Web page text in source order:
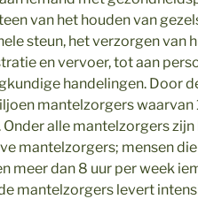
van het houden van
steun, het verzorgen van
en vervoer, tot aan
handelingen. Door
mantelzorgers waarvan
Onder alle mantelzorgers
mantelzorgers; mensen
meer dan 8 uur per week
mantelzorgers levert